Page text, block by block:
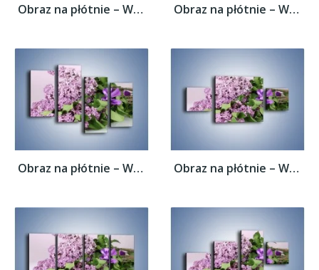
Obraz na płótnie – Wiązanka z bzem –... Obraz na płótnie – Wiązanka z bzem –...
Obraz na płótnie – Wiązanka z bzem –... Obraz na płótnie – Wiązanka z bzem –...